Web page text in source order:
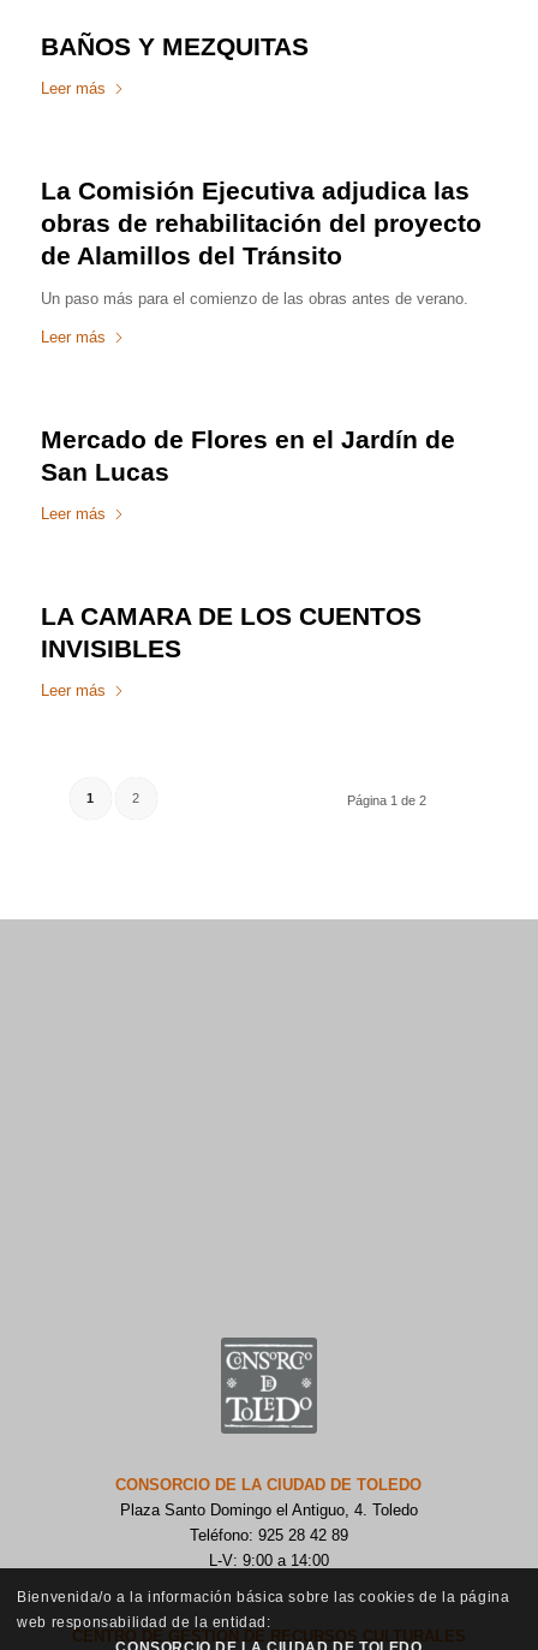
BAÑOS Y MEZQUITAS
Leer más
La Comisión Ejecutiva adjudica las
obras de rehabilitación del proyecto
de Alamillos del Tránsito
Un paso más para el comienzo de las obras antes de verano.
Leer más
Mercado de Flores en el Jardín de
San Lucas
Leer más
LA CAMARA DE LOS CUENTOS
INVISIBLES
Leer más
Página 1 de 2
1 2
CONSORCIO DE LA CIUDAD DE TOLEDO
Plaza Santo Domingo el Antiguo, 4. Toledo
Teléfono: 925 28 42 89
L-V: 9:00 a 14:00
CENTRO DE GESTIÓN DE RECURSOS CULTURALES
Bienvenida/o a la información básica sobre las cookies de la página
web responsabilidad de la entidad: